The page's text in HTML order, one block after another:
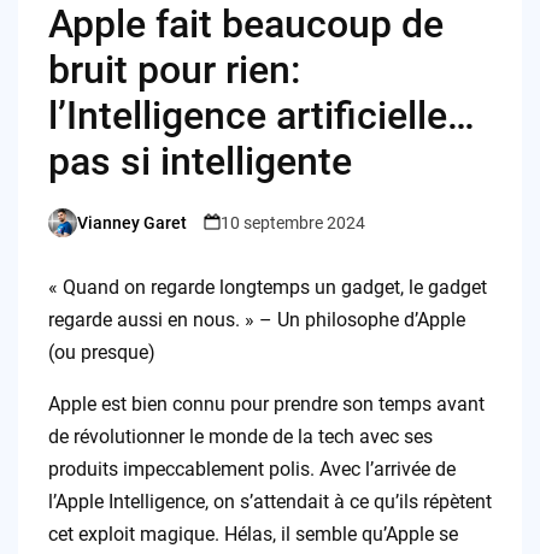
Apple fait beaucoup de
bruit pour rien:
l’Intelligence artificielle…
pas si intelligente
Posted
Vianney Garet 10 septembre 2024
« Quand on regarde longtemps un gadget, le gadget
regarde aussi en nous. » – Un philosophe d’Apple
(ou presque)
Apple est bien connu pour prendre son temps avant
de révolutionner le monde de la tech avec ses
produits impeccablement polis. Avec l’arrivée de
l’Apple Intelligence, on s’attendait à ce qu’ils répètent
cet exploit magique. Hélas, il semble qu’Apple se